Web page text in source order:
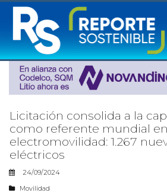
Licitación consolida a la
como referente mundial en
electromovilidad: 1.267
eléctricos
24/09/2024
Movilidad